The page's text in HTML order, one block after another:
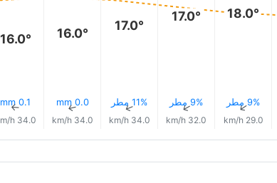
18.0°
9% مطر↑
29.0 km/h
17.0°
9% مطر↑
32.0 km/h
17.0°
11% مطر↑
34.0 km/h
16.0°
0.0 mm
↑
34.0 km/h
16.0°
0.1 mm
↑
34.0 km/h